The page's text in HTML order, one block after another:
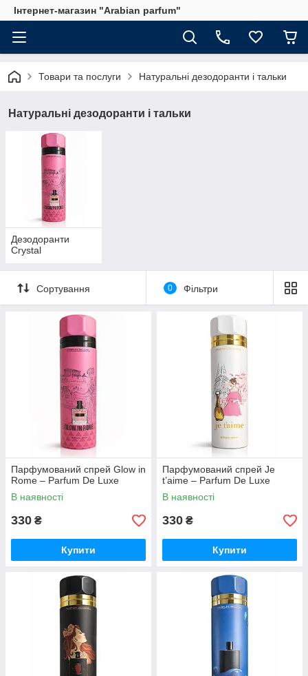
Інтернет-магазин "Arabian parfum"
Товари та послуги Натуральні дезодоранти і тальки
Натуральні дезодоранти і тальки
Дезодоранти
Crystal
Сортування 0 Фільтри
Парфумований спрей Glow in
Rome – Parfum De Luxe
В наявності
330 ₴
Купити
Парфумований спрей Je
t’aime – Parfum De Luxe
В наявності
330 ₴
Купити